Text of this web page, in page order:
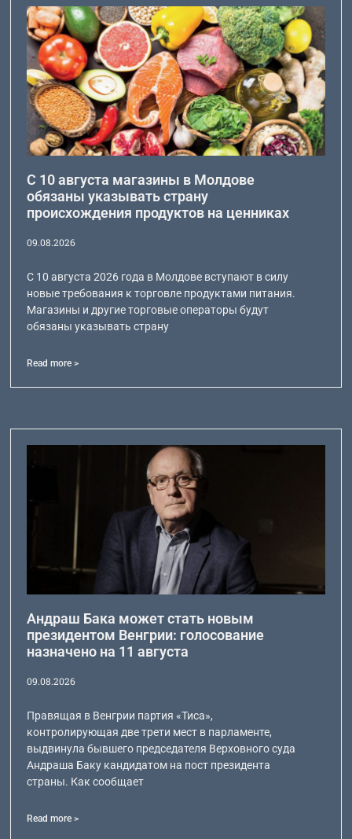
С 10 августа магазины в Молдове
обязаны указывать страну
происхождения продуктов на ценниках
09.08.2026
С 10 августа 2026 года в Молдове вступают в силу
новые требования к торговле продуктами питания.
Магазины и другие торговые операторы будут
обязаны указывать страну
Read more >
Андраш Бака может стать новым
президентом Венгрии: голосование
назначено на 11 августа
09.08.2026
Правящая в Венгрии партия «Тиса»,
контролирующая две трети мест в парламенте,
выдвинула бывшего председателя Верховного суда
Андраша Баку кандидатом на пост президента
страны. Как сообщает
Read more >